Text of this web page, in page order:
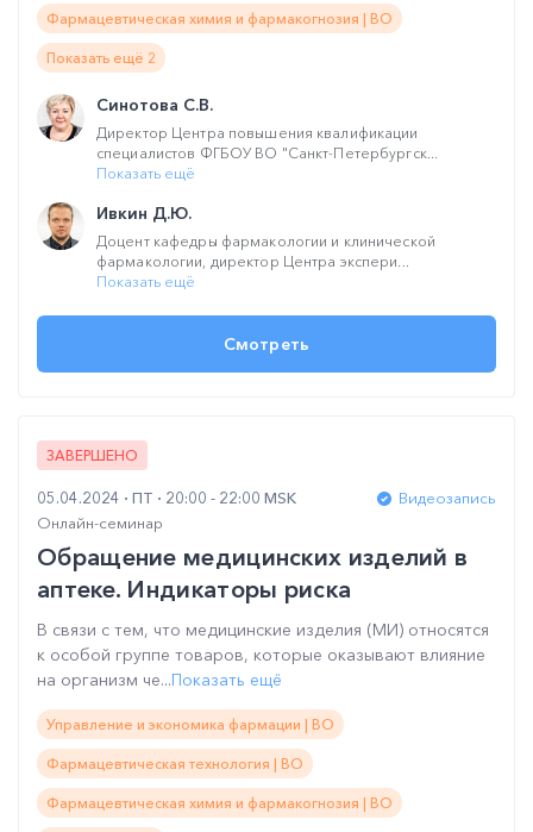
Фармацевтическая химия и фармакогнозия | ВО
Показать ещё 2
Синотова С.В.
Директор Центра повышения квалификации
специалистов ФГБОУ ВО "Санкт-Петербургск...
Показать ещё
Ивкин Д.Ю.
Доцент кафедры фармакологии и клинической
фармакологии, директор Центра экспери...
Показать ещё
Смотреть
ЗАВЕРШЕНО
05.04.2024 ПТ 20:00 - 22:00 MSK
Видеозапись
Онлайн-семинар
Обращение медицинских изделий в
аптеке. Индикаторы риска
В связи с тем, что медицинские изделия (МИ) относятся
к особой группе товаров, которые оказывают влияние
на организм че...Показать ещё
Управление и экономика фармации | ВО
Фармацевтическая технология | ВО
Фармацевтическая химия и фармакогнозия | ВО